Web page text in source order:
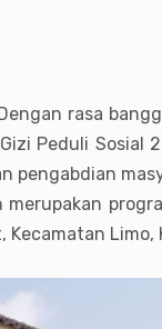
rasa
Peduli Sosial
pengabdian
merupakan
Kecamatan